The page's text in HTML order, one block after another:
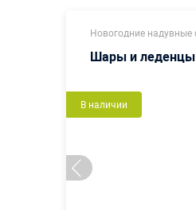
Новогодние надувные
Шары и леденцы
В наличии